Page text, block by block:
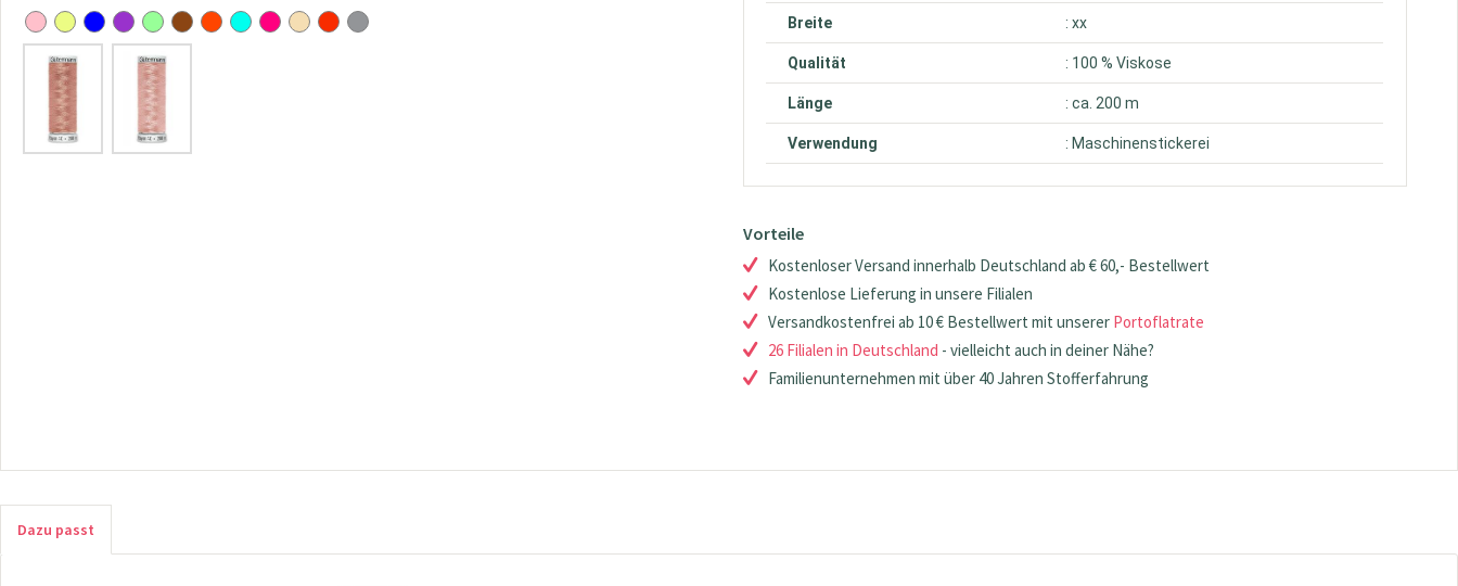
Breite : xx
Qualität : 100 % Viskose
Länge : ca. 200 m
Verwendung : Maschinenstickerei
Vorteile
Kostenloser Versand innerhalb Deutschland ab € 60,- Bestellwert
Kostenlose Lieferung in unsere Filialen
Versandkostenfrei ab 10 € Bestellwert mit unserer Portoflatrate
26 Filialen in Deutschland - vielleicht auch in deiner Nähe?
Familienunternehmen mit über 40 Jahren Stofferfahrung
Dazu passt